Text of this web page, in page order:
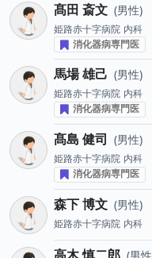
髙田 斎文 男性
姫路赤十字病院 内科
消化器病専門医
馬場 雄己 男性
姫路赤十字病院 内科
消化器病専門医
髙島 健司 男性
姫路赤十字病院 内科
消化器病専門医
森下 博文 男性
姫路赤十字病院 内科
男性